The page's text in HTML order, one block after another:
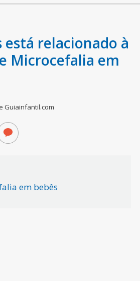
está relacionado à
Microcefalia em
Guiainfantil.com
em bebês